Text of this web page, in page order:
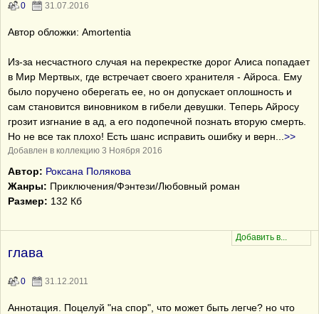
0 31.07.2016
Автор обложки: Amortentia
Из-за несчастного случая на перекрестке дорог Алиса попадает
в Мир Мертвых, где встречает своего хранителя - Айроса. Ему
было поручено оберегать ее, но он допускает оплошность и
сам становится виновником в гибели девушки. Теперь Айросу
грозит изгнание в ад, а его подопечной познать вторую смерть.
Но не все так плохо! Есть шанс исправить ошибку и верн
>>
Добавлен в коллекцию 3 Ноября 2016
Автор: Роксана Полякова
Жанры: Приключения/Фэнтези/Любовный роман
Размер: 132 Кб
глава
0 31.12.2011
Аннотация. Поцелуй "на спор", что может быть легче? но что